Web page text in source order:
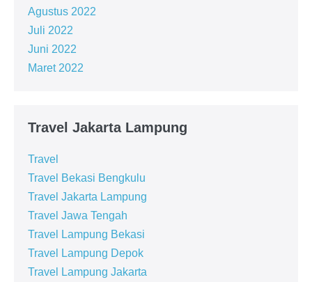
Agustus 2022
Juli 2022
Juni 2022
Maret 2022
Travel Jakarta Lampung
Travel
Travel Bekasi Bengkulu
Travel Jakarta Lampung
Travel Jawa Tengah
Travel Lampung Bekasi
Travel Lampung Depok
Travel Lampung Jakarta